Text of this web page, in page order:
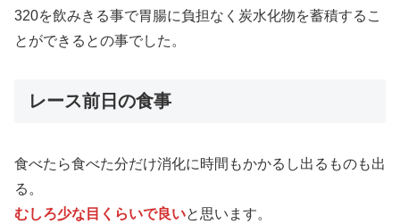
320を飲みきる事で胃腸に負担なく炭水化物を蓄積するこ
とができるとの事でした。
レース前日の食事
食べたら食べた分だけ消化に時間もかかるし出るものも出
る。
むしろ少な目くらいで良いと思います。